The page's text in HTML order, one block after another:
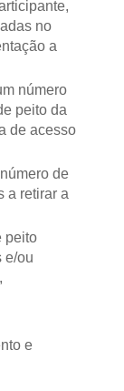
no
a
número
peito da
de acesso
de
a retirar a
peito
e/ou
e